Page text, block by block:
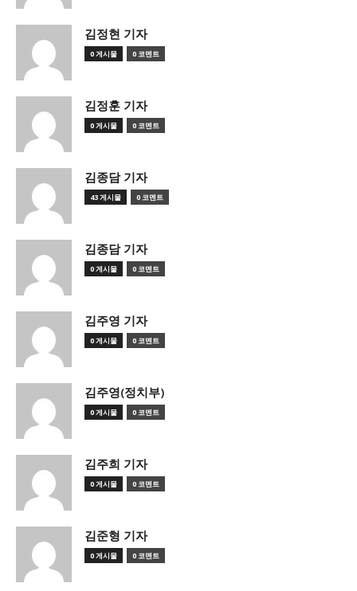
김정현 기자
0 게시물 0 코멘트
김정훈 기자
0 게시물 0 코멘트
김종담 기자
43 게시물 0 코멘트
김종담 기자
0 게시물 0 코멘트
김주영 기자
0 게시물 0 코멘트
김주영(정치부)
0 게시물 0 코멘트
김주희 기자
0 게시물 0 코멘트
김준형 기자
0 게시물 0 코멘트